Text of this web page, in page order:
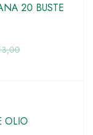
20 BUSTE
OLIO